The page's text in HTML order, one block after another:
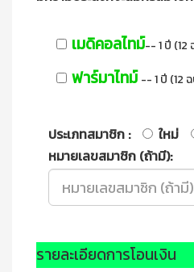
เมดิคอลไทม์-- 1 ปี
ฟาร์มาไทม์-- 1 ปี (12
ประเภทสมาชิก : ใหม่
หมายเลขสมาชิก (ถ้ามี):
รายละเอียดการโอนเงิน